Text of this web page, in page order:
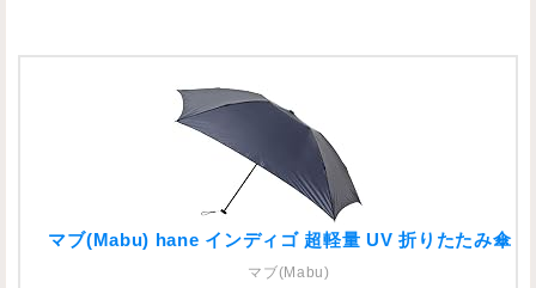
マブ(Mabu) hane インディゴ 超軽量 UV 折りたたみ傘
マブ(Mabu)